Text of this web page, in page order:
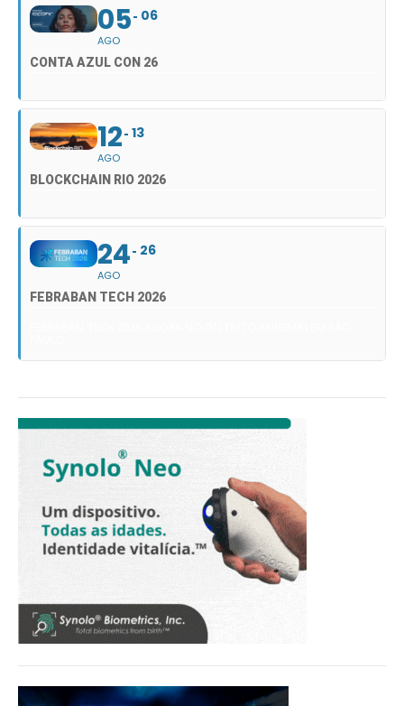
05
AGO
06
CONTA AZUL CON 26
12
AGO
13
BLOCKCHAIN RIO 2026
24
AGO
26
FEBRABAN TECH 2026